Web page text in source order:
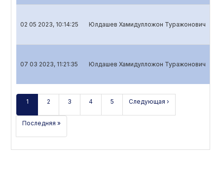
02 05 2023, 10:14:25 Юлдашев Хамидулложон Туражонович
07 03 2023, 11:21:35 Юлдашев Хамидулложон Туражонович
1 2 3 4 5 Следующая ›
Последняя »